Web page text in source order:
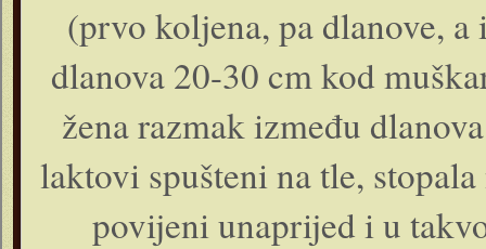
(prvo koljena, pa dlanove,
dlanova 20-30 cm kod
žena razmak između
laktovi spušteni na tle,
povijeni unaprijed i u